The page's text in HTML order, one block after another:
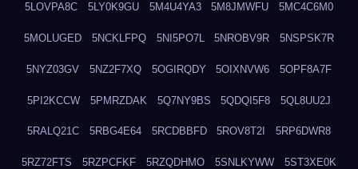
5LOVPA8C 5LY0K9GU 5M4U4YA3 5M8JMWFU 5MC4C6M0
5MOLUGED 5NCKLFPQ 5NI5PO7L 5NROBV9R 5NSPSK7R
5NYZ03GV 5NZ2F7XQ 5OGIRQDY 5OIXNVW6 5OPF8A7F
5PI2KCCW 5PMRZDAK 5Q7NY9BS 5QDQI5F8 5QL8UU2J
5RALQ21C 5RBG4E64 5RCDBBFD 5ROV8T2I 5RP6DWR8
5RZ72FTS 5RZPCFKF 5RZQDHMO 5SNLKYWW 5ST3XE0K